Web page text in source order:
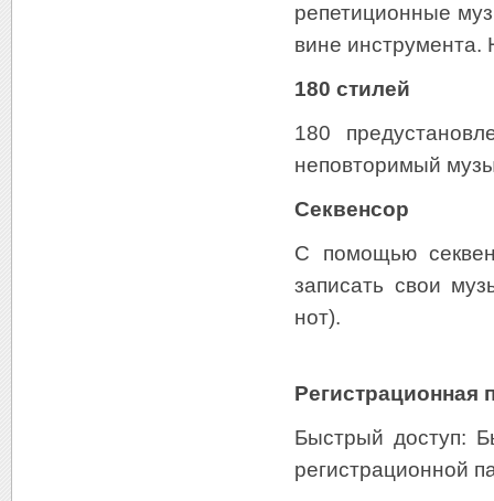
репетиционные
вине инструмента.
180 стилей
180
неповторимый
Секвенсор
С помощью
записать свои
нот).
Регистрационная
Быстрый доступ:
регистрационной